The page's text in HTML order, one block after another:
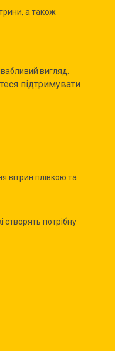
а також
вигляд.
підтримувати
вітрин плівкою та
створять потрібну